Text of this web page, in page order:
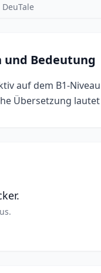
Bedeutung
auf dem B1-